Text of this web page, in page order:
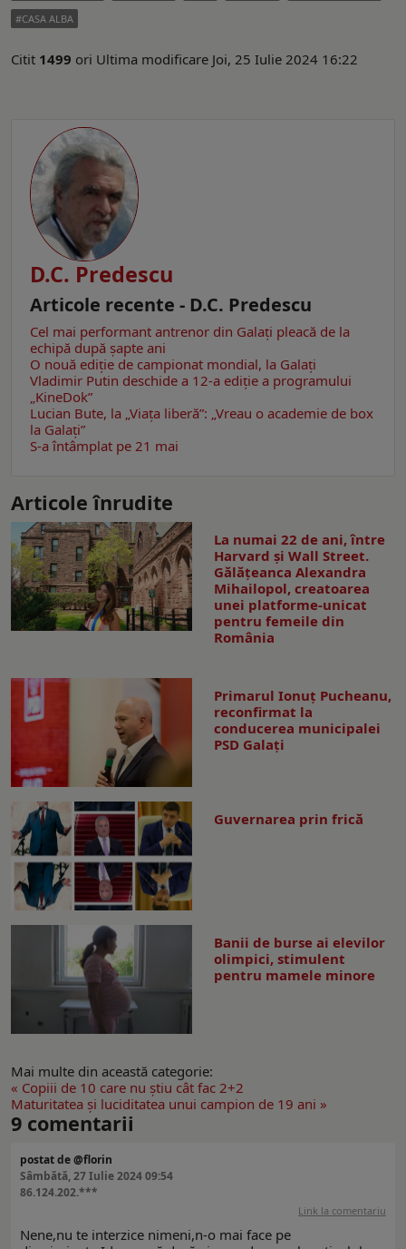
CASA ALBA
Citit 1499 ori Ultima modificare Joi, 25 Iulie 2024 16:22
D.C. Predescu
Articole recente - D.C. Predescu
Cel mai performant antrenor din Galaţi pleacă de la
echipă după şapte ani
O nouă ediţie de campionat mondial, la Galaţi
Vladimir Putin deschide a 12-a ediție a programului
„KineDok”
Lucian Bute, la „Viaţa liberă”: „Vreau o academie de box
la Galaţi”
S-a întâmplat pe 21 mai
Articole înrudite
La numai 22 de ani, între
Harvard și Wall Street.
Gălățeanca Alexandra
Mihailopol, creatoarea
unei platforme-unicat
pentru femeile din
România
Primarul Ionuţ Pucheanu,
reconfirmat la
conducerea municipalei
PSD Galaţi
Guvernarea prin frică
Banii de burse ai elevilor
olimpici, stimulent
pentru mamele minore
Mai multe din această categorie:
« Copiii de 10 care nu ştiu cât fac 2+2
Maturitatea şi luciditatea unui campion de 19 ani »
9 comentarii
postat de @florin
Sâmbătă, 27 Iulie 2024 09:54
86.124.202.***
Link la comentariu
Nene,nu te interzice nimeni,n-o mai face pe